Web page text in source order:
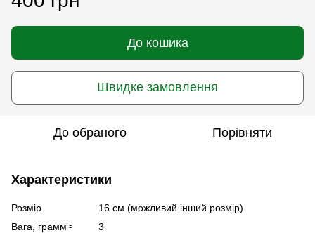
До кошика
Швидке замовлення
До обраного Порівняти
Характеристики
Розмір
16 см (можливий інший розмір)
Вага, грамм≈
3